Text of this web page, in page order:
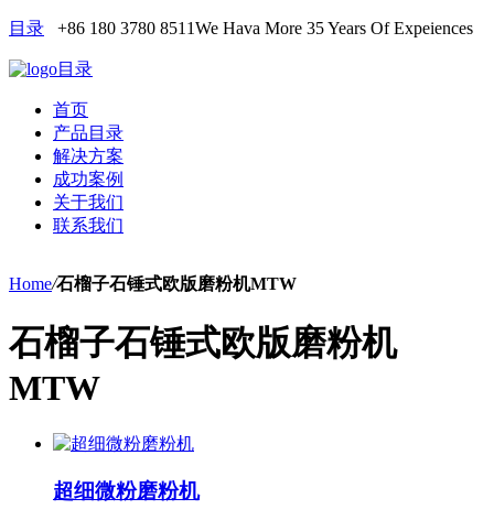
目录 +86 180 3780 8511We Hava More 35 Years Of Expeiences
目录
首页
产品目录
解决方案
成功案例
关于我们
联系我们
Home/石榴子石锤式欧版磨粉机MTW
石榴子石锤式欧版磨粉机
MTW
超细微粉磨粉机